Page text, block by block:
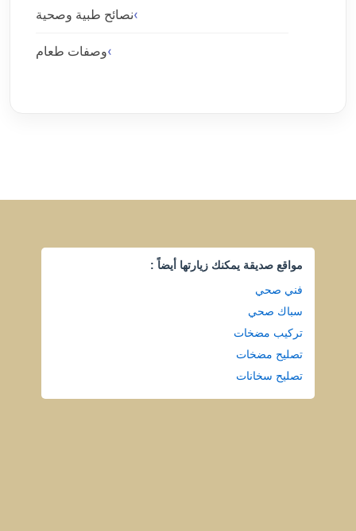
نصائح طبية وصحية
وصفات طعام
مواقع صديقة يمكنك زيارتها أيضاً :
فني صحي
سباك صحي
تركيب مضخات
تصليح مضخات
تصليح سخانات